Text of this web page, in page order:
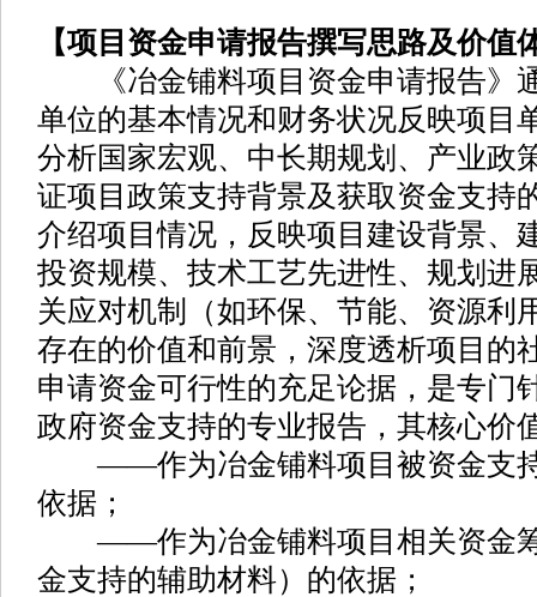
【项目资金申请报告撰写思路及价值
《冶金铺料项目资金申请报告》
单位的基本情况和财务状况反映项目
分析国家宏观、中长期规划、产业政
证项目政策支持背景及获取资金支持
介绍项目情况，反映项目建设背景、
投资规模、技术工艺先进性、规划进
关应对机制（如环保、节能、资源利
存在的价值和前景，深度透析项目的
申请资金可行性的充足论据，是专门
政府资金支持的专业报告，其核心价
——作为冶金铺料项目被资金支持
依据；
——作为冶金铺料项目相关资金筹
金支持的辅助材料）的依据；